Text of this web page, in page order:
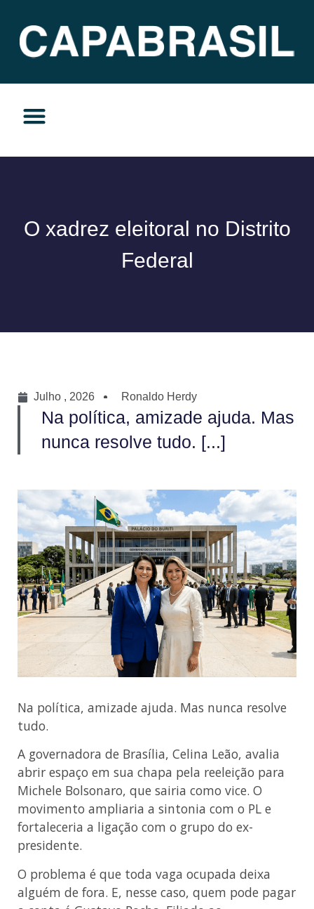
O xadrez eleitoral no Distrito
Federal
Julho , 2026 Ronaldo Herdy
Na política, amizade ajuda. Mas
nunca resolve tudo. [...]
Na política, amizade ajuda. Mas nunca resolve
tudo.
A governadora de Brasília, Celina Leão, avalia
abrir espaço em sua chapa pela reeleição para
Michele Bolsonaro, que sairia como vice. O
movimento ampliaria a sintonia com o PL e
fortaleceria a ligação com o grupo do ex-
presidente.
O problema é que toda vaga ocupada deixa
alguém de fora. E, nesse caso, quem pode pagar